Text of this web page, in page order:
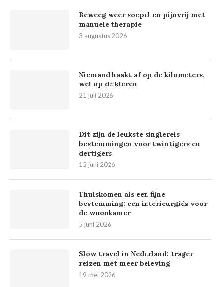
Beweeg weer soepel en pijnvrij met
manuele therapie
3 augustus 2026
Niemand haakt af op de kilometers,
wel op de kleren
21 juli 2026
Dit zijn de leukste singlereis
bestemmingen voor twintigers en
dertigers
15 juni 2026
Thuiskomen als een fijne
bestemming: een interieurgids voor
de woonkamer
5 juni 2026
Slow travel in Nederland: trager
reizen met meer beleving
19 mei 2026